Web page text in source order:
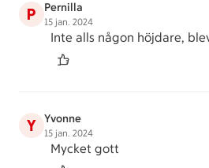
P Pernilla
15 jan. 2024
Inte alls någon höjdare,
Y Yvonne
15 jan. 2024
Mycket gott